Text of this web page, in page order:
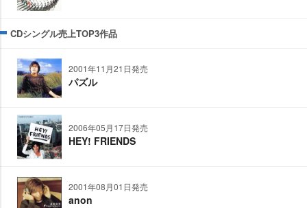
CDシングル売上TOP3作品
2001年11月21日発売
パズル
2006年05月17日発売
HEY! FRIENDS
2001年08月01日発売
anon